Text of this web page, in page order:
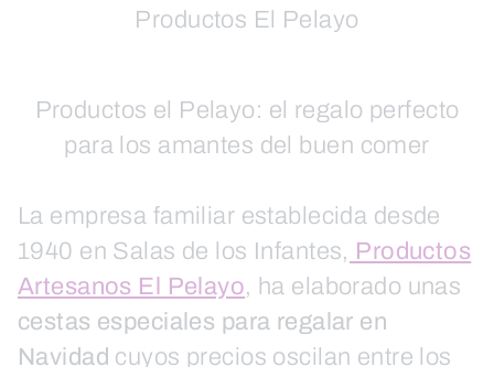
Productos El Pelayo
Productos el Pelayo: el regalo perfecto
para los amantes del buen comer
La empresa familiar establecida desde
1940 en Salas de los Infantes, Productos
Artesanos El Pelayo, ha elaborado unas
cestas especiales para regalar en
Navidad cuyos precios oscilan entre los